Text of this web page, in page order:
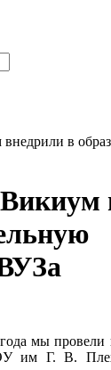
в
мы
им Г. В.